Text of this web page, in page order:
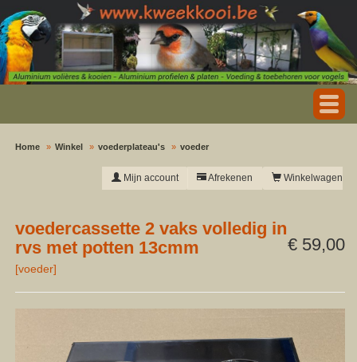
Home Winkel voederplateau's voeder
Winkelwagen
Afrekenen
Mijn account
€ 59,00
voedercassette 2 vaks volledig in
rvs met potten 13cmm
[voeder]